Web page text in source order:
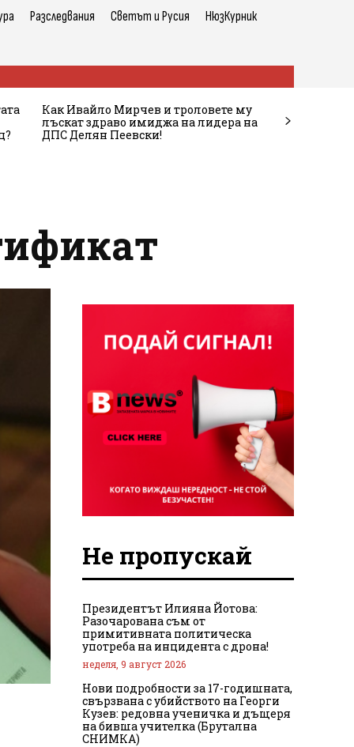
Разследвания Светът и Русия НюзКурник
Как Ивайло Мирчев и троловете му
лъскат здраво имиджа на лидера на
ДПС Делян Пеевски!
Не пропускай
Президентът Илияна Йотова:
Разочарована съм от
примитивната политическа
употреба на инцидента с дрона!
неделя, 9 август 2026
Нови подробности за 17-годишната,
свързвана с убийството на Георги
Кузев: редовна ученичка и дъщеря
на бивша учителка (Брутална
СНИМКА)